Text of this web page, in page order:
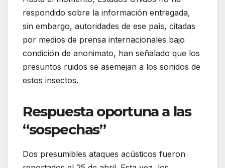
respondido sobre la información entregada,
sin embargo, autoridades de ese país, citadas
por medios de prensa internacionales bajo
condición de anonimato, han señalado que los
presuntos ruidos se asemejan a los sonidos de
estos insectos.
Respuesta oportuna a las
“sospechas”
Dos presumibles ataques acústicos fueron